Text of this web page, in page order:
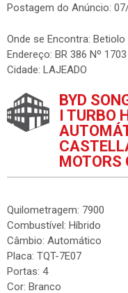
Postagem do Anúncio:
Onde se Encontra:
Endereço: BR 386 Nº
Cidade: LAJEADO
BYD
I TURBO
MOTORS
Quilometragem: 7900
Combustível: Híbrido
Câmbio: Automático
Placa: TQT-7E07
Portas: 4
Cor: Branco